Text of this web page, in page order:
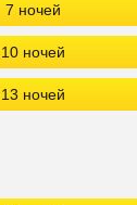
7 ночей
10 ночей
13 ночей